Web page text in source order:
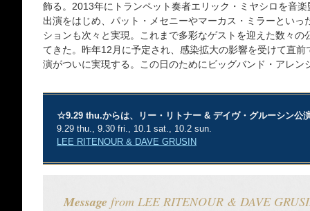
飾る。2013年にトランペット奏者エリック・ミヤシロを音
出演をはじめ、パット・メセニーやマーカス・ミラーとい
ションも次々と実現。これまで多彩なゲストを迎えた数々
てきた。昨年12月に予定され、感染拡大の影響を受けて直
演がついに実現する。この日のためにビッグバンド・アレ
☆9.29 thu.からは、リー・リトナー & デイヴ・グルーシン公
9.29 thu., 9.30 fri., 10.1 sat., 10.2 sun.
LEE RITENOUR & DAVE GRUSIN
Message from LEE RITENOUR & DAVE